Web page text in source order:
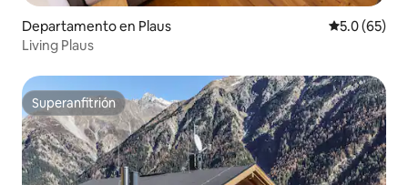
Departamento en Plaus Calificación
5.0 (65)
Living Plaus
Superanfitrión
Superanfitrión